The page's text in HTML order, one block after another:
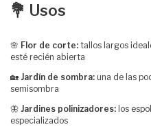
💐 Usos
🌸 Flor de corte: tallos largos
esté recién abierta
🏡 Jardín de sombra: una de las
semisombra
🦋 Jardines polinizadores: los
especializados